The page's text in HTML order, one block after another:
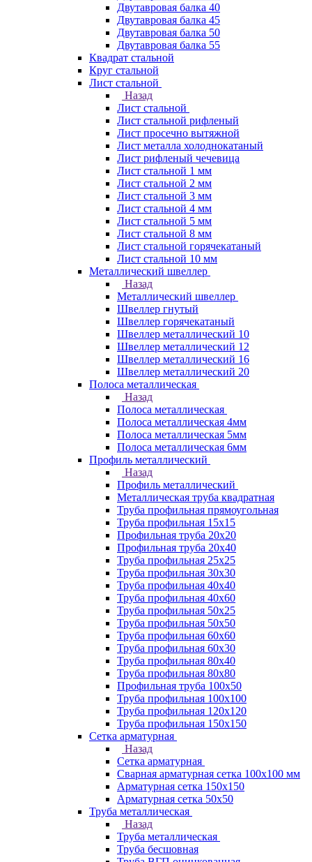
Двутавровая балка 40
Двутавровая балка 45
Двутавровая балка 50
Двутавровая балка 55
Квадрат стальной
Круг стальной
Лист стальной
Назад
Лист стальной
Лист стальной рифленый
Лист просечно вытяжной
Лист металла холоднокатаный
Лист рифленый чечевица
Лист стальной 1 мм
Лист стальной 2 мм
Лист стальной 3 мм
Лист стальной 4 мм
Лист стальной 5 мм
Лист стальной 8 мм
Лист стальной горячекатаный
Лист стальной 10 мм
Металлический швеллер
Назад
Металлический швеллер
Швеллер гнутый
Швеллер горячекатаный
Швеллер металлический 10
Швеллер металлический 12
Швеллер металлический 16
Швеллер металлический 20
Полоса металлическая
Назад
Полоса металлическая
Полоса металлическая 4мм
Полоса металлическая 5мм
Полоса металлическая 6мм
Профиль металлический
Назад
Профиль металлический
Металлическая труба квадратная
Труба профильная прямоугольная
Труба профильная 15х15
Профильная труба 20х20
Профильная труба 20х40
Труба профильная 25х25
Труба профильная 30x30
Труба профильная 40х40
Труба профильная 40х60
Труба профильная 50х25
Труба профильная 50х50
Труба профильная 60x60
Труба профильная 60х30
Труба профильная 80х40
Труба профильная 80х80
Профильная труба 100х50
Труба профильная 100х100
Труба профильная 120х120
Труба профильная 150х150
Сетка арматурная
Назад
Сетка арматурная
Сварная арматурная сетка 100х100 мм
Арматурная сетка 150х150
Арматурная сетка 50х50
Труба металлическая
Назад
Труба металлическая
Труба бесшовная